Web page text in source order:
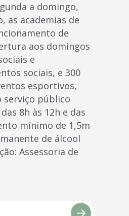
a domingo,
as academias de
de
aos domingos
e
sociais, e 300
esportivos,
serviço público
8h às 12h e das
mínimo de 1,5m
de álcool
Assessoria de